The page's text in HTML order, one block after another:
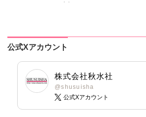
桐嶋ショウコ
九条タカオミ
小田三月
清水沙斗子
さくら蒼
よし
雪景 粕谷秀夫
岬ゆきひろ
柳生柳
葉月かずお
みた森たつや
大谷みこと
岬ゆきひろ
公式Xアカウント
株式会社秋水社
@shusuisha
公式Xアカウント